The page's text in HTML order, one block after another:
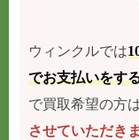
ウィンクルでは
でお支払いをす
で買取希望の方
させていただき